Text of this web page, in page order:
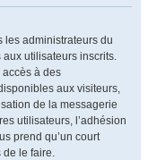
les administrateurs du
utilisateurs inscrits.
à des
aux visiteurs,
de la messagerie
utilisateurs, l’adhésion
prend qu’un court
de le faire.